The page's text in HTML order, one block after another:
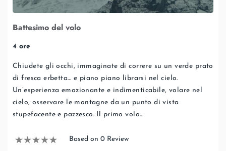
Battesimo del volo
4 ore
Chiudete gli occhi, immaginate di correre su un verde prato
di fresca erbetta… e piano piano librarsi nel cielo.
Un’esperienza emozionante e indimenticabile, volare nel
cielo, osservare le montagne da un punto di vista
stupefacente e pazzesco. Il primo volo…
Based on 0 Review